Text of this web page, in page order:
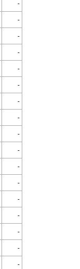
-
-
-
-
-
-
-
-
-
-
-
-
-
-
-
-
-